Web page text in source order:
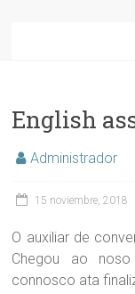
English
Administrador
15 noviembre, 2018
O auxiliar de
Chegou ao
connosco ata